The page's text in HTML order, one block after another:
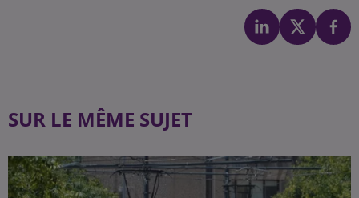
SUR LE MÊME SUJET